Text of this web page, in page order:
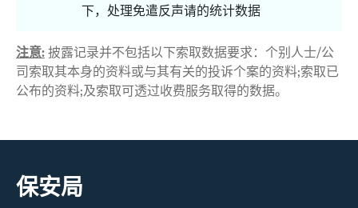
下，处理免遣反声请的统计数据
注意:披露记录并不包括以下索取数据要求：个别人士/公
司索取其本身的资料或与其有关的投诉个案的资料;索取已
公布的资料;及索取可透过收费服务取得的数据。
保安局